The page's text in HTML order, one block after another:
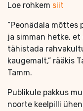
Loe rohkem siit
“Peonädala mõttes
ja simman hetke,
tähistada
kaugemalt,” rääkis
Tamm.
Publikule pakkus
noorte keelpilli